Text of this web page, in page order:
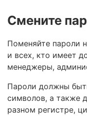
Смените
Поменяйте пароли
и всех, кто имеет
менеджеры,
Пароли должны
символов, а также
разном регистре,